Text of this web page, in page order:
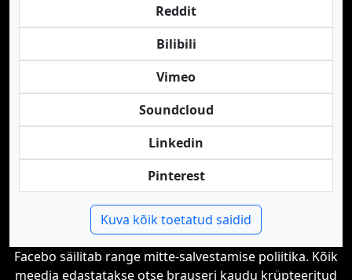
Reddit
Bilibili
Vimeo
Soundcloud
Linkedin
Pinterest
Kuva kõik toetatud saidid
Facebo säilitab range mitte-salvestamise poliitika. Kõik
meedia edastatakse otse brauseri kaudu krüpteeritud